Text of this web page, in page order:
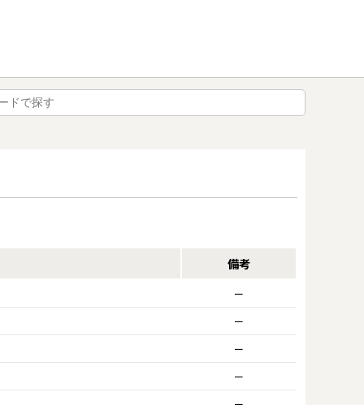
備考
ー
ー
ー
ー